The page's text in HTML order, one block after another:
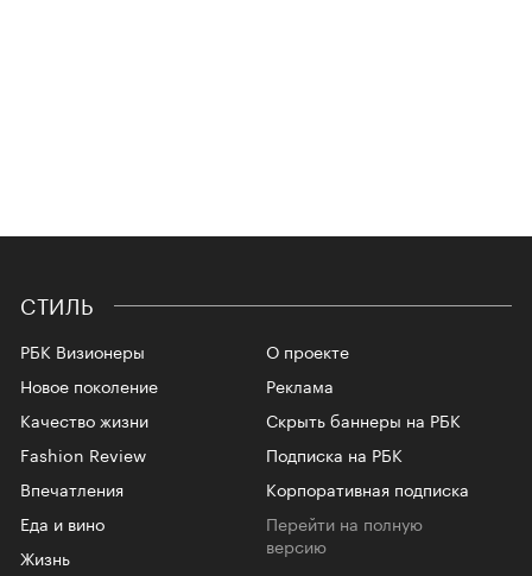
СТИЛЬ
РБК Визионеры
Новое поколение
Качество жизни
Fashion Review
Впечатления
Еда и вино
Жизнь
О проекте
Реклама
Скрыть баннеры на РБК
Подписка на РБК
Корпоративная подписка
Перейти на полную
версию